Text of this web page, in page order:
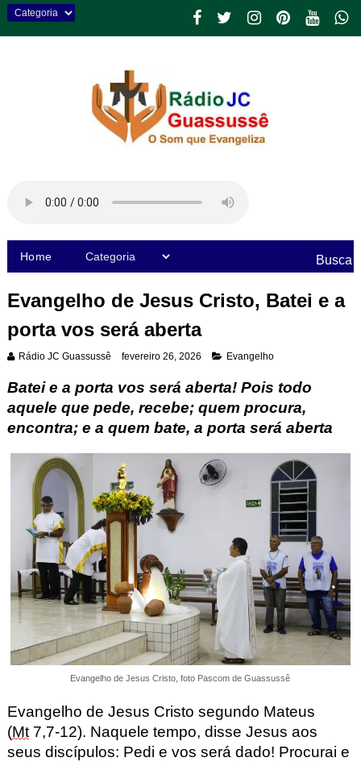
Home Busca
Evangelho de Jesus Cristo, Batei e a
porta vos será aberta
Rádio JC Guassussê fevereiro 26, 2026 Evangelho
Batei e a porta vos será aberta! Pois todo
aquele que pede, recebe; quem procura,
encontra; e a quem bate, a porta será aberta
Evangelho de Jesus Cristo, foto Pascom de Guassussê
Evangelho de Jesus Cristo segundo Mateus
(Mt7,7-12). Naquele tempo, disse Jesus aos
seus discípulos: Pedi e vos será dado! Procurai e